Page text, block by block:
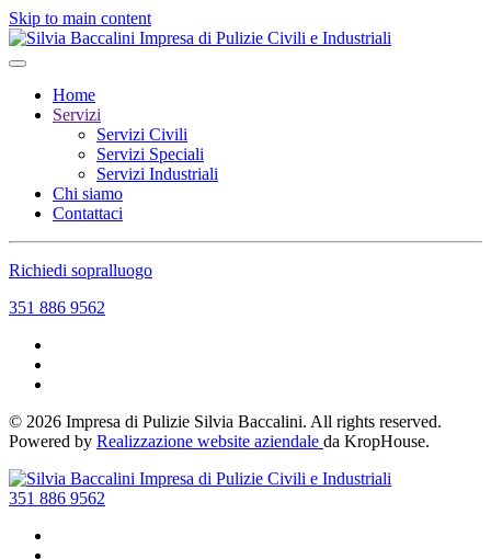
Skip to main content
Home
Servizi
Servizi Civili
Servizi Speciali
Servizi Industriali
Chi siamo
Contattaci
Richiedi sopralluogo
351 886 9562
© 2026 Impresa di Pulizie Silvia Baccalini. All rights reserved.
Powered by Realizzazione website aziendale da KropHouse.
351 886 9562